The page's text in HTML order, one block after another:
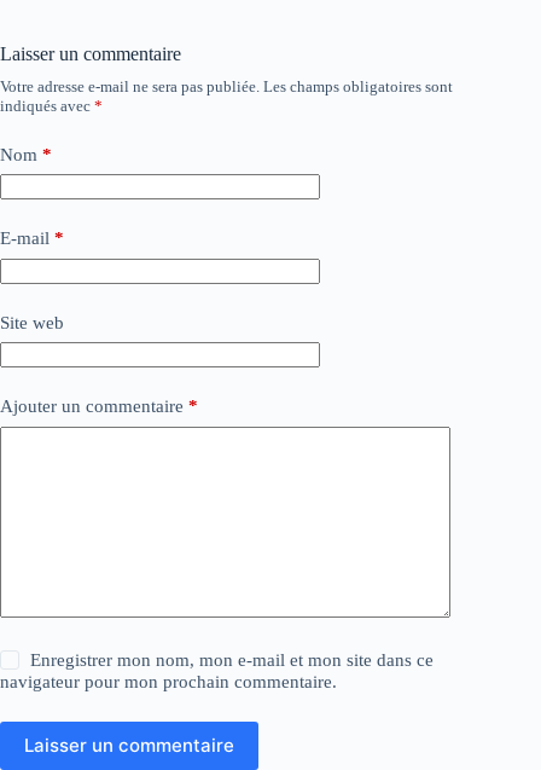
Laisser un commentaire
Votre adresse e-mail ne sera pas publiée. Les champs obligatoires sont
indiqués avec *
Nom *
E-mail *
Site web
Ajouter un commentaire *
Enregistrer mon nom, mon e-mail et mon site dans ce
navigateur pour mon prochain commentaire.
Laisser un commentaire